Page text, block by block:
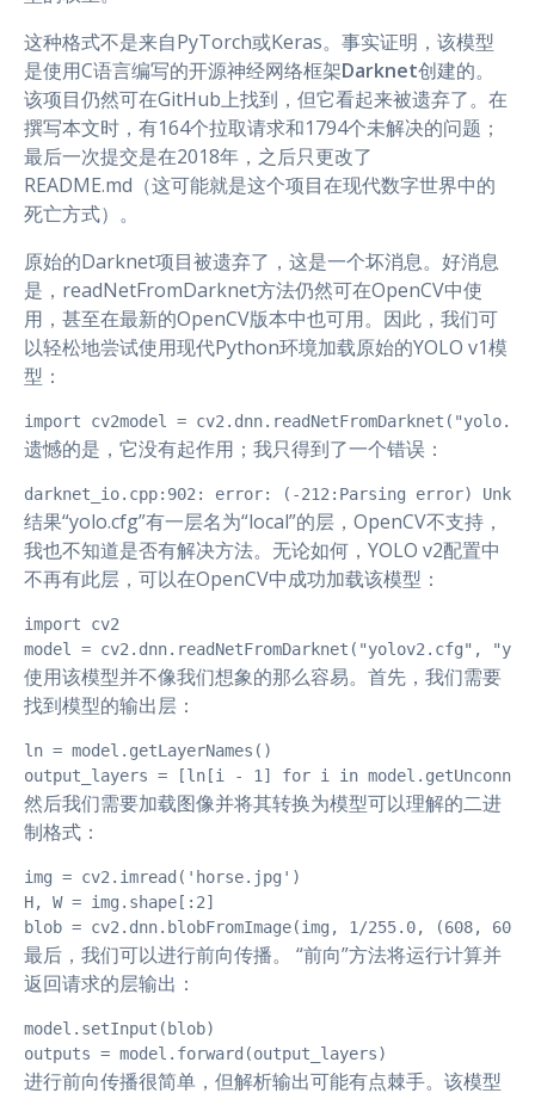
这种格式不是来自PyTorch或Keras。事实证明，该模型
是使用C语言编写的开源神经网络框架Darknet创建的。
该项目仍然可在GitHub上找到，但它看起来被遗弃了。在
撰写本文时，有164个拉取请求和1794个未解决的问题；
最后一次提交是在2018年，之后只更改了
README.md（这可能就是这个项目在现代数字世界中的
死亡方式）。
原始的Darknet项目被遗弃了，这是一个坏消息。好消息
是，readNetFromDarknet方法仍然可在OpenCV中使
用，甚至在最新的OpenCV版本中也可用。因此，我们可
以轻松地尝试使用现代Python环境加载原始的YOLO v1模
型：
import cv2model =
遗憾的是，它没有起作用；我只得到了一个错误：
darknet_io.cpp:902: error: (-212:Parsing error)
结果“yolo.cfg”有一层名为“local”的层，OpenCV不支持，
我也不知道是否有解决方法。无论如何，YOLO v2配置中
不再有此层，可以在OpenCV中成功加载该模型：
import cv2
使用该模型并不像我们想象的那么容易。首先，我们需要
找到模型的输出层：
ln = model.getLayerNames()
然后我们需要加载图像并将其转换为模型可以理解的二进
制格式：
img = cv2.imread('horse.jpg')
H, W = img.shape[:2]
最后，我们可以进行前向传播。 “前向”方法将运行计算并
返回请求的层输出：
model.setInput(blob)
进行前向传播很简单，但解析输出可能有点棘手。该模型